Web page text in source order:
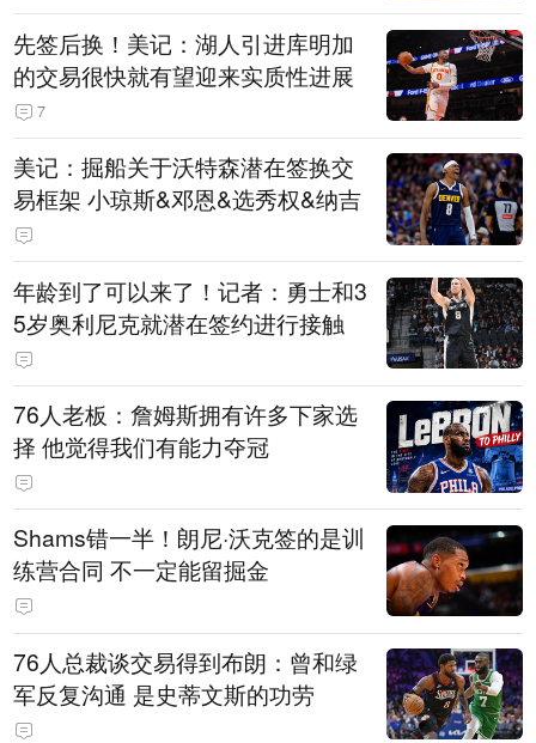
先签后换！美记：湖人引进库明加
的交易很快就有望迎来实质性进展
7
美记：掘船关于沃特森潜在签换交
易框架 小琼斯&邓恩&选秀权&纳吉
年龄到了可以来了！记者：勇士和3
5岁奥利尼克就潜在签约进行接触
76人老板：詹姆斯拥有许多下家选
择 他觉得我们有能力夺冠
Shams错一半！朗尼·沃克签的是训
练营合同 不一定能留掘金
76人总裁谈交易得到布朗：曾和绿
军反复沟通 是史蒂文斯的功劳